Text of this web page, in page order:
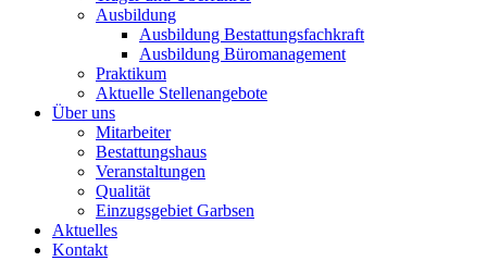
Ausbildung
Ausbildung Bestattungsfachkraft
Ausbildung Büromanagement
Praktikum
Aktuelle Stellenangebote
Über uns
Mitarbeiter
Bestattungshaus
Veranstaltungen
Qualität
Einzugsgebiet Garbsen
Aktuelles
Kontakt